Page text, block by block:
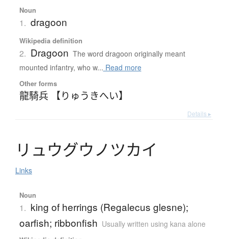
Noun
1. dragoon
Wikipedia definition
2. Dragoon The word dragoon originally meant
mounted infantry, who w... Read more
Other forms
龍騎兵 【りゅうきへい】
Details ▸
リ ュウグウノ ツカイ
Links
Noun
1. king of herrings (Regalecus glesne);
oarfish; ribbonfish Usually written using kana alone